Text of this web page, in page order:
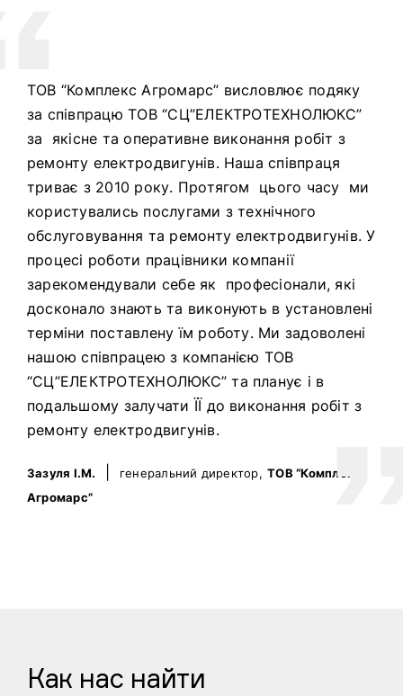
ТОВ “Комплекс Агромарс” висловлює подяку
за співпрацю ТОВ “СЦ”ЕЛЕКТРОТЕХНОЛЮКС”
за якісне та оперативне виконання робіт з
ремонту електродвигунів. Наша співпраця
триває з 2010 року. Протягом цього часу ми
користувались послугами з технічного
обслуговування та ремонту електродвигунів. У
процесі роботи працівники компанії
зарекомендували себе як професіонали, які
досконало знають та виконують в установлені
терміни поставлену їм роботу. Ми задоволені
нашою співпрацею з компанією ТОВ
“СЦ”ЕЛЕКТРОТЕХНОЛЮКС” та планує і в
подальшому залучати ЇЇ до виконання робіт з
ремонту електродвигунів.
Зазуля І.М. генеральний директор, ТОВ “Комплекс
Агромарс”
Как нас найти